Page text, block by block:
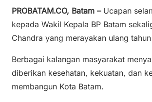
PROBATAM.CO, Batam –Ucapan
kepada Wakil Kepala BP Batam
Chandra yang merayakan ulang
Berbagai kalangan masyarakat
diberikan kesehatan, kekuatan, dan
membangun Kota Batam.